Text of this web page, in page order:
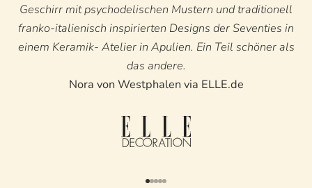
Geschirr mit psychodelischen Mustern und traditionell
franko-italienisch inspirierten Designs der Seventies in
einem Keramik- Atelier in Apulien. Ein Teil schöner als
das andere.
Nora von Westphalen via ELLE.de